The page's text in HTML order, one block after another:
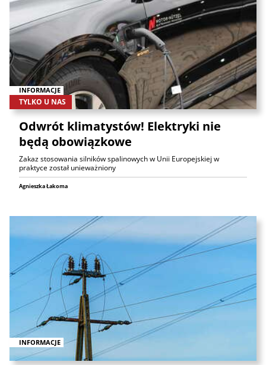
INFORMACJE
TYLKO U NAS
Odwrót klimatystów! Elektryki nie
będą obowiązkowe
Zakaz stosowania silników spalinowych w Unii Europejskiej w
praktyce został unieważniony
Agnieszka Łakoma
INFORMACJE